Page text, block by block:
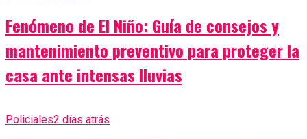
Fenómeno de El Niño: Guía de consejos y
mantenimiento preventivo para proteger la
casa ante intensas lluvias
Policiales2 días atrás